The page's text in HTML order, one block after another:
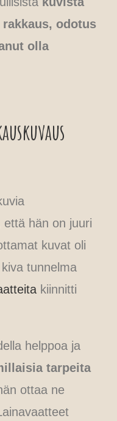
odotus
olla
hän on juuri
kuvat oli
tunnelma
kiinnitti
helppoa ja
tarpeita
ottaa ne